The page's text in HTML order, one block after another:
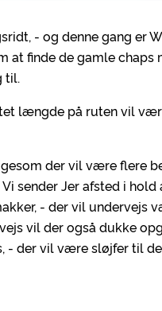
- og denne gang er
at finde de gamle chaps
til.
længde på ruten vil
der vil være flere
sender Jer afsted i hold
- der vil undervejs
vil der også dukke
- der vil være sløjfer til